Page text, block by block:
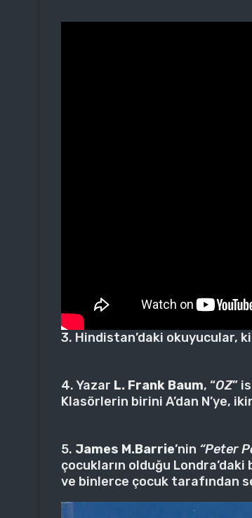
3. Hindistan’daki okuyucular,
4. Yazar L. Frank Baum, “OZ”
Klasörlerin birini A’dan N’ye,
5. James M.Barrie’nin “Peter
çocukların olduğu
ve binlerce çocuk tarafından